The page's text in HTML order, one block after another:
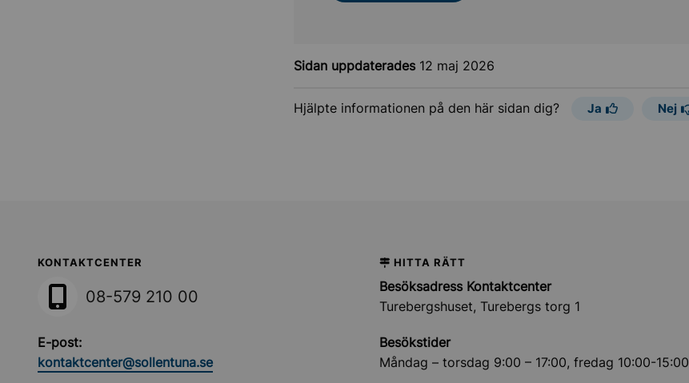
Sidan uppdaterades 12 maj 2026
Hjälpte informationen på den här sidan dig? Ja Nej
Sollentuna Kommun
KONTAKTCENTER
08-579 210 00
E-post:
kontaktcenter@sollentuna.se
HITTA RÄTT
Besöksadress Kontaktcenter
Turebergshuset, Turebergs torg 1
Besökstider
Måndag – torsdag 9:00 – 17:00, fredag 10:00-15:00